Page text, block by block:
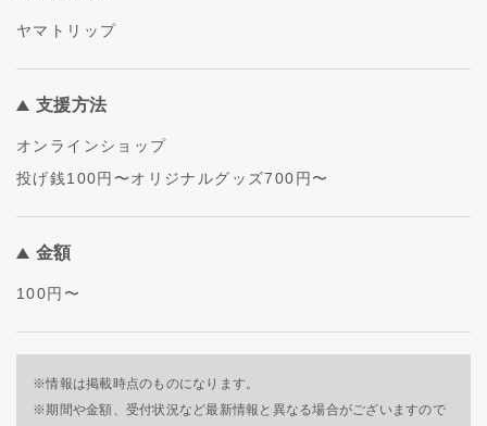
ヤマトリップ
支援方法
オンラインショップ
投げ銭100円〜オリジナルグッズ700円〜
金額
100円〜
※情報は掲載時点のものになります。
※期間や金額、受付状況など最新情報と異なる場合がございますので